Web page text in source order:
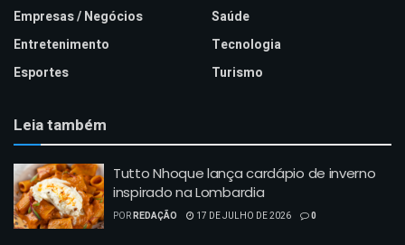
Empresas / Negócios
Entretenimento
Esportes
Saúde
Tecnologia
Turismo
Leia também
Tutto Nhoque lança cardápio de inverno
inspirado na Lombardia
PORREDAÇÃO 17 DE JULHO DE 2026 0